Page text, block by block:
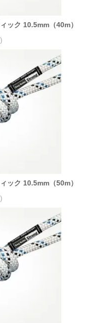
ック 10.5mm（40m）
ック 10.5mm（50m）